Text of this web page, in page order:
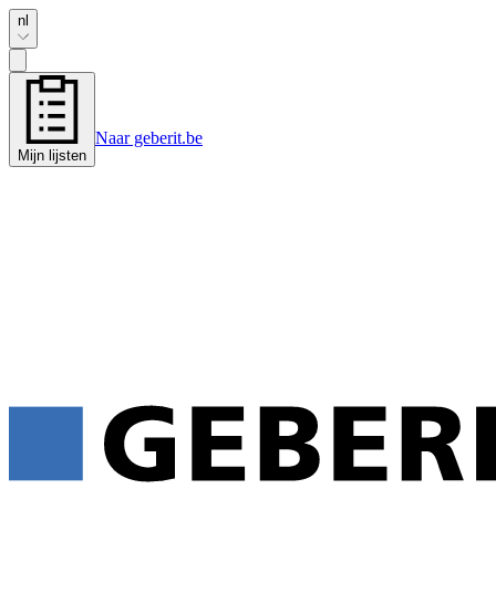
nl
Mijn lijsten
Naar geberit.be